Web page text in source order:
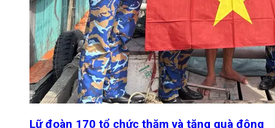
Lữ đoàn 170 tổ chức thăm và tặng quà động